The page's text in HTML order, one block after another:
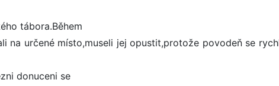
tábora.Během
na určené místo,museli jej opustit,protože povodeň se
donuceni se